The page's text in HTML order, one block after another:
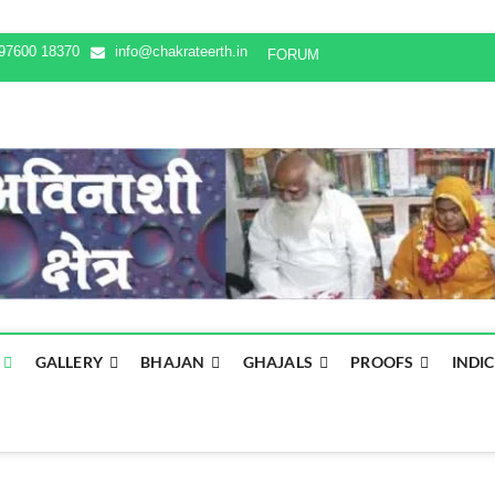
18370 info@chakrateerth.in FORUM
GALLERY BHAJAN GHAJALS PROOFS